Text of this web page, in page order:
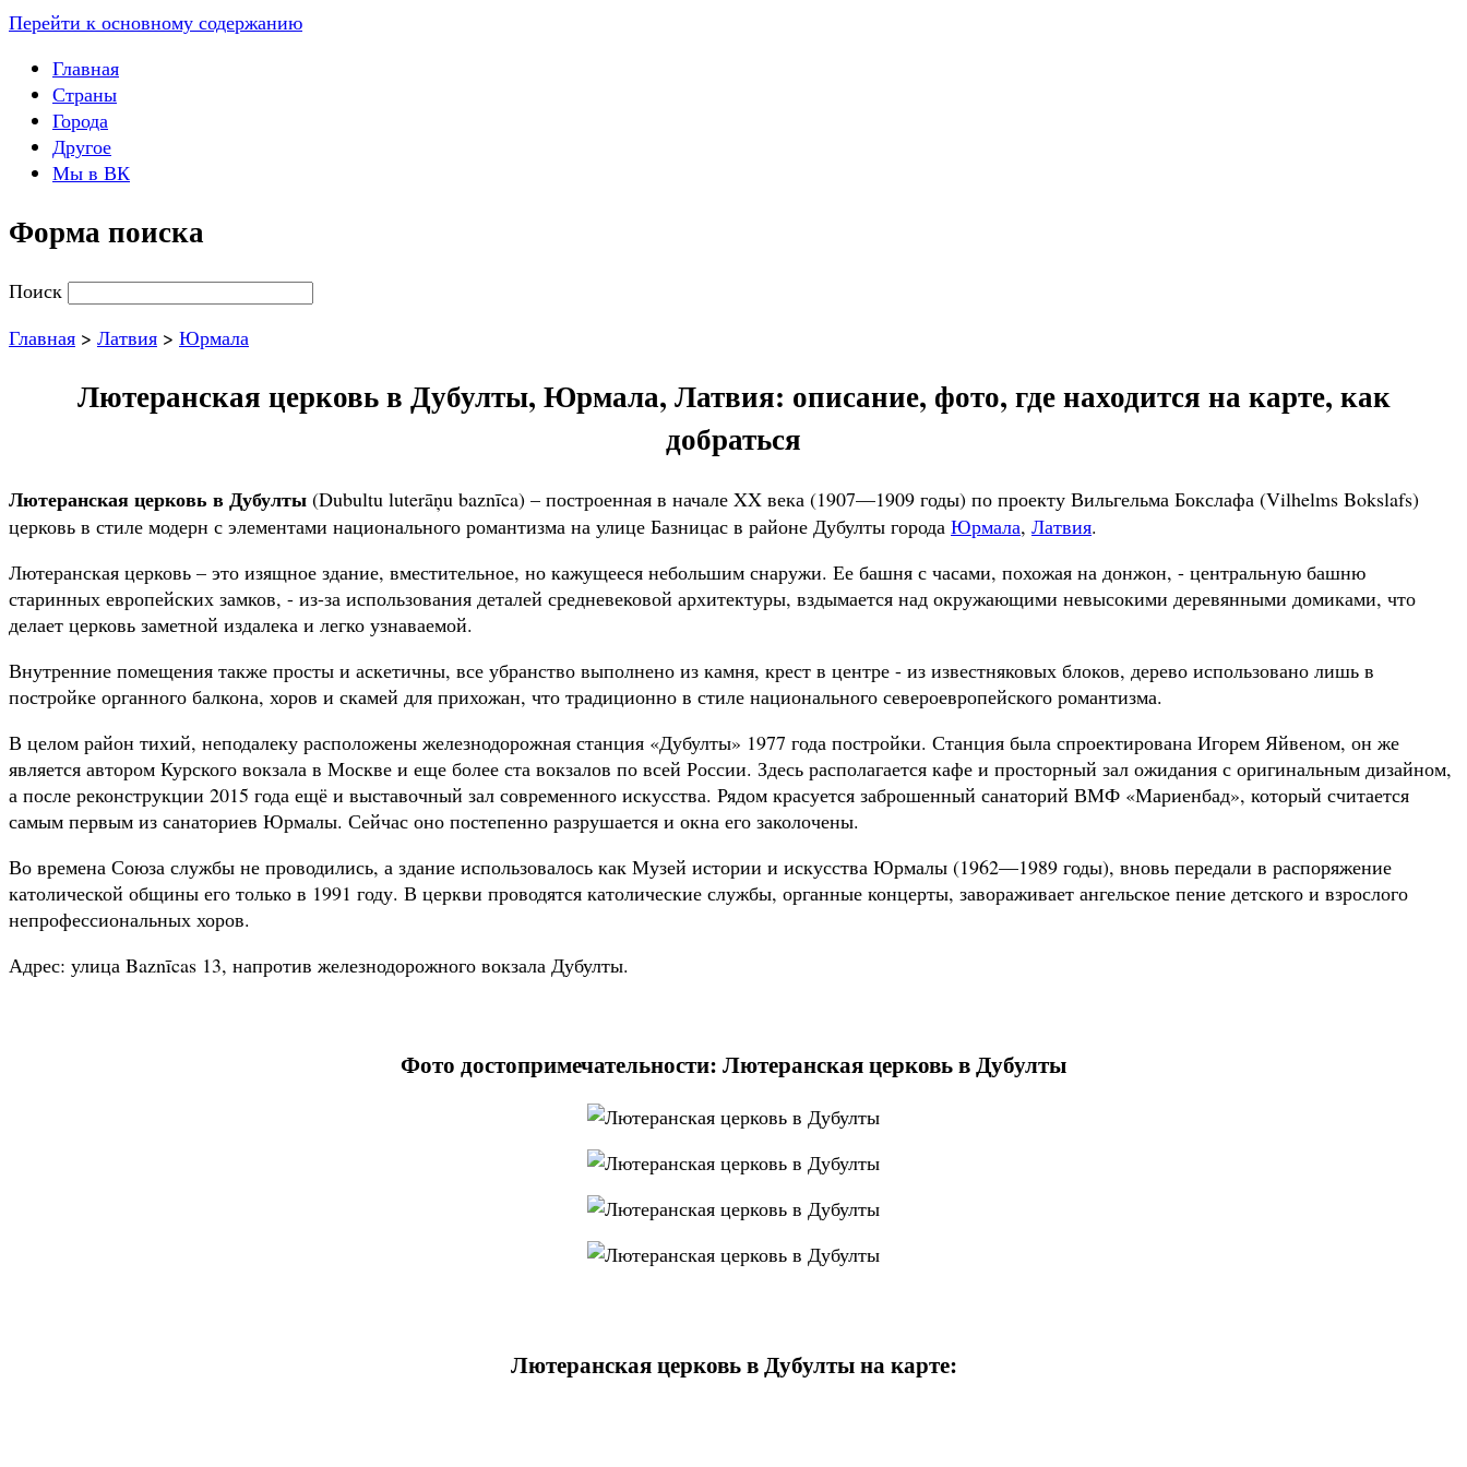
Перейти к основному содержанию
Главная
Страны
Города
Другое
Мы в ВК
Форма поиска
Поиск
Главная > Латвия > Юрмала
Лютеранская церковь в Дубулты, Юрмала, Латвия: описание, фото, где находится на карте, как
добраться
Лютеранская церковь в Дубулты (Dubultu luterāņu baznīca) – построенная в начале XX века (1907—1909 годы) по проекту Вильгельма Бокслафа (Vilhelms Bokslafs)
церковь в стиле модерн с элементами национального романтизма на улице Базницас в районе Дубулты города Юрмала, Латвия.
Лютеранская церковь – это изящное здание, вместительное, но кажущееся небольшим снаружи. Ее башня с часами, похожая на донжон, - центральную башню
старинных европейских замков, - из-за использования деталей средневековой архитектуры, вздымается над окружающими невысокими деревянными домиками, что
делает церковь заметной издалека и легко узнаваемой.
Внутренние помещения также просты и аскетичны, все убранство выполнено из камня, крест в центре - из известняковых блоков, дерево использовано лишь в
постройке органного балкона, хоров и скамей для прихожан, что традиционно в стиле национального североевропейского романтизма.
В целом район тихий, неподалеку расположены железнодорожная станция «Дубулты» 1977 года постройки. Станция была спроектирована Игорем Яйвеном, он же
является автором Курского вокзала в Москве и еще более ста вокзалов по всей России. Здесь располагается кафе и просторный зал ожидания с оригинальным дизайном,
а после реконструкции 2015 года ещё и выставочный зал современного искусства. Рядом красуется заброшенный санаторий ВМФ «Мариенбад», который считается
самым первым из санаториев Юрмалы. Сейчас оно постепенно разрушается и окна его заколочены.
Во времена Союза службы не проводились, а здание использовалось как Музей истории и искусства Юрмалы (1962—1989 годы), вновь передали в распоряжение
католической общины его только в 1991 году. В церкви проводятся католические службы, органные концерты, завораживает ангельское пение детского и взрослого
непрофессиональных хоров.
Адрес: улица Baznīcas 13, напротив железнодорожного вокзала Дубулты.
Фото достопримечательности: Лютеранская церковь в Дубулты
Лютеранская церковь в Дубулты на карте: